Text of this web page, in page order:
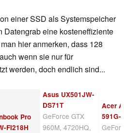
einer SSD als Systemspeicher
Datengrab eine kosteneffiziente
hier anmerken, dass 128
wenn sie nur für
werden, doch endlich sind...
Pro
FI218H
Asus UX501JW-
DS71T
GeForce GTX
960M, 4720HQ,
Acer
591G-